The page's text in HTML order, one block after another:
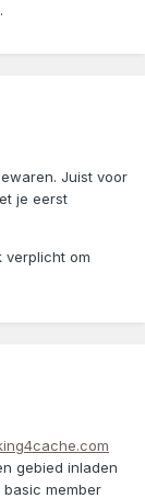
Juist voor
je eerst
verplicht om
gebied inladen
member